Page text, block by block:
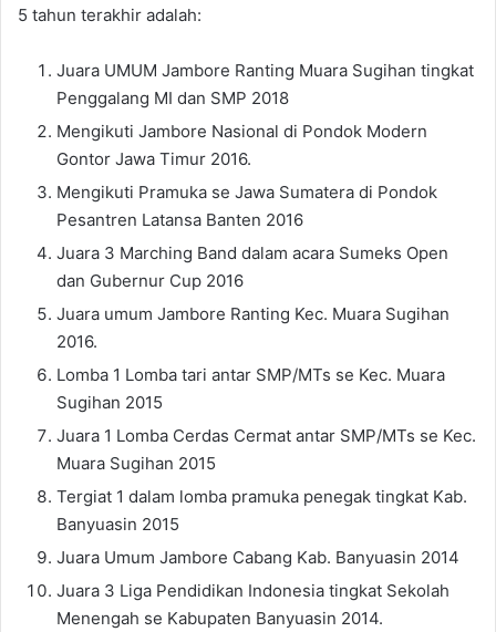
5 tahun terakhir adalah:
Juara UMUM Jambore Ranting Muara Sugihan tingkat
Penggalang MI dan SMP 2018
Mengikuti Jambore Nasional di Pondok Modern
Gontor Jawa Timur 2016.
Mengikuti Pramuka se Jawa Sumatera di Pondok
Pesantren Latansa Banten 2016
Juara 3 Marching Band dalam acara Sumeks Open
dan Gubernur Cup 2016
Juara umum Jambore Ranting Kec. Muara Sugihan
2016.
Lomba 1 Lomba tari antar SMP/MTs se Kec. Muara
Sugihan 2015
Juara 1 Lomba Cerdas Cermat antar SMP/MTs se Kec.
Muara Sugihan 2015
Tergiat 1 dalam lomba pramuka penegak tingkat Kab.
Banyuasin 2015
Juara Umum Jambore Cabang Kab. Banyuasin 2014
Juara 3 Liga Pendidikan Indonesia tingkat Sekolah
Menengah se Kabupaten Banyuasin 2014.